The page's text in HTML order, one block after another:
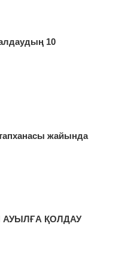
10
жайында
ҚОЛДАУ